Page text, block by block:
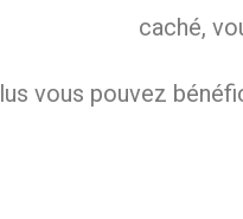
caché,
vous pouvez